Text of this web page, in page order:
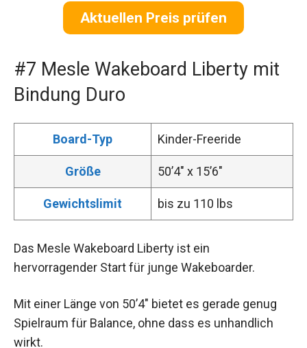
Aktuellen Preis prüfen
#7 Mesle Wakeboard Liberty mit
Bindung Duro
Board-Typ Kinder-Freeride
Größe 50’4″ x 15’6″
Gewichtslimit bis zu 110 lbs
Das Mesle Wakeboard Liberty ist ein
hervorragender Start für junge Wakeboarder.
Mit einer Länge von 50’4″ bietet es gerade genug
Spielraum für Balance, ohne dass es unhandlich
wirkt.